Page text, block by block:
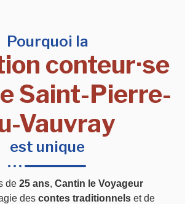
Pourquoi la
conteur·se
Saint-Pierre-
Vauvray
est unique
de25 ans,Cantin le Voyageur
des contes traditionnelset de